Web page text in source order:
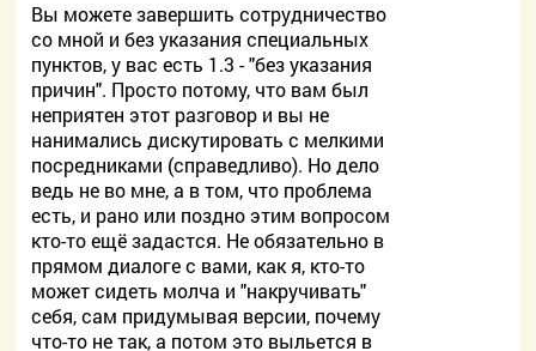
Вы можете завершить сотрудничество
со мной и без указания специальных
пунктов, у вас есть 1.3 - "без указания
причин". Просто потому, что вам был
неприятен этот разговор и вы не
нанимались дискутировать с мелкими
посредниками (справедливо). Но дело
ведь не во мне, а в том, что проблема
есть, и рано или поздно этим вопросом
кто-то ещё задастся. Не обязательно в
прямом диалоге с вами, как я, кто-то
может сидеть молча и "накручивать"
себя, сам придумывая версии, почему
что-то не так, а потом это выльется в